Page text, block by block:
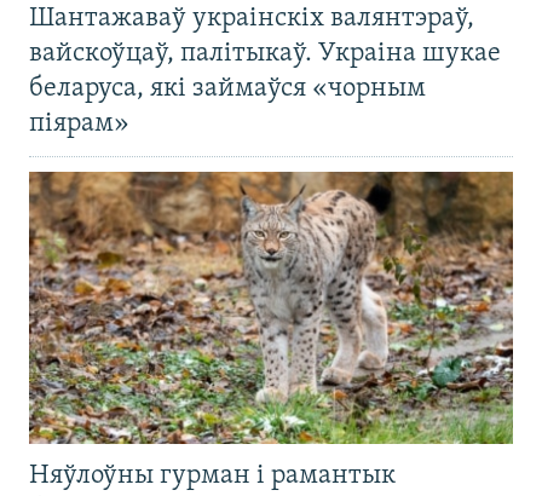
Шантажаваў украінскіх валянтэраў,
вайскоўцаў, палітыкаў. Украіна шукае
беларуса, які займаўся «чорным
піярам»
Няўлоўны гурман і рамантык